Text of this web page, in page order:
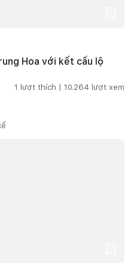
Hoa với kết cấu lộ
1 lượt thích | 10.264 lượt xem